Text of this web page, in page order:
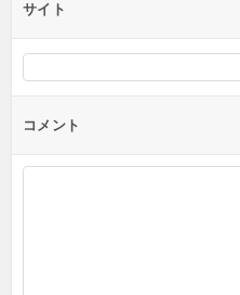
サイト
コメント